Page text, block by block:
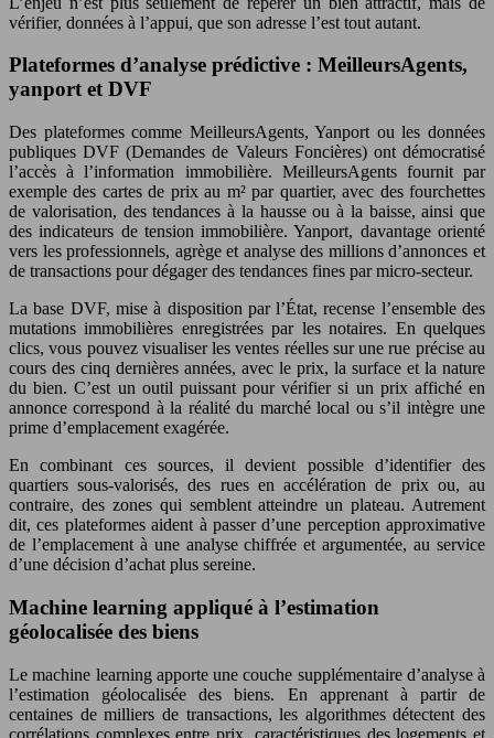
vérifier, données à l’appui, que son adresse l’est tout autant.
Plateformes d’analyse prédictive : MeilleursAgents,
yanport et DVF
Des plateformes comme MeilleursAgents, Yanport ou les données
publiques DVF (Demandes de Valeurs Foncières) ont démocratisé
l’accès à l’information immobilière. MeilleursAgents fournit par
exemple des cartes de prix au m² par quartier, avec des fourchettes
de valorisation, des tendances à la hausse ou à la baisse, ainsi que
des indicateurs de tension immobilière. Yanport, davantage orienté
vers les professionnels, agrège et analyse des millions d’annonces et
de transactions pour dégager des tendances fines par micro-secteur.
La base DVF, mise à disposition par l’État, recense l’ensemble des
mutations immobilières enregistrées par les notaires. En quelques
clics, vous pouvez visualiser les ventes réelles sur une rue précise au
cours des cinq dernières années, avec le prix, la surface et la nature
du bien. C’est un outil puissant pour vérifier si un prix affiché en
annonce correspond à la réalité du marché local ou s’il intègre une
prime d’emplacement exagérée.
En combinant ces sources, il devient possible d’identifier des
quartiers sous-valorisés, des rues en accélération de prix ou, au
contraire, des zones qui semblent atteindre un plateau. Autrement
dit, ces plateformes aident à passer d’une perception approximative
de l’emplacement à une analyse chiffrée et argumentée, au service
d’une décision d’achat plus sereine.
Machine learning appliqué à l’estimation
géolocalisée des biens
Le machine learning apporte une couche supplémentaire d’analyse à
l’estimation géolocalisée des biens. En apprenant à partir de
centaines de milliers de transactions, les algorithmes détectent des
corrélations complexes entre prix, caractéristiques des logements et